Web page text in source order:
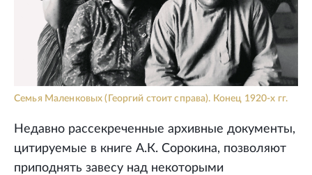
Семья Маленковых (Георгий стоит справа). Конец 1920-х гг.
Недавно рассекреченные архивные документы,
цитируемые в книге А.К. Сорокина, позволяют
приподнять завесу над некоторыми